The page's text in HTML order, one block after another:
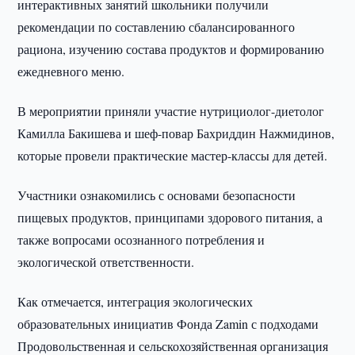
интерактивных занятий школьники получили
рекомендации по составлению сбалансированного
рациона, изучению состава продуктов и формированию
ежедневного меню.
В мероприятии приняли участие нутрициолог-диетолог
Камилла Бакишева и шеф-повар Бахриддин Нажмидинов,
которые провели практические мастер-классы для детей.
Участники ознакомились с основами безопасности
пищевых продуктов, принципами здорового питания, а
также вопросами осознанного потребления и
экологической ответственности.
Как отмечается, интеграция экологических
образовательных инициатив Фонда Zamin с подходами
Продовольственная и сельскохозяйственная организация